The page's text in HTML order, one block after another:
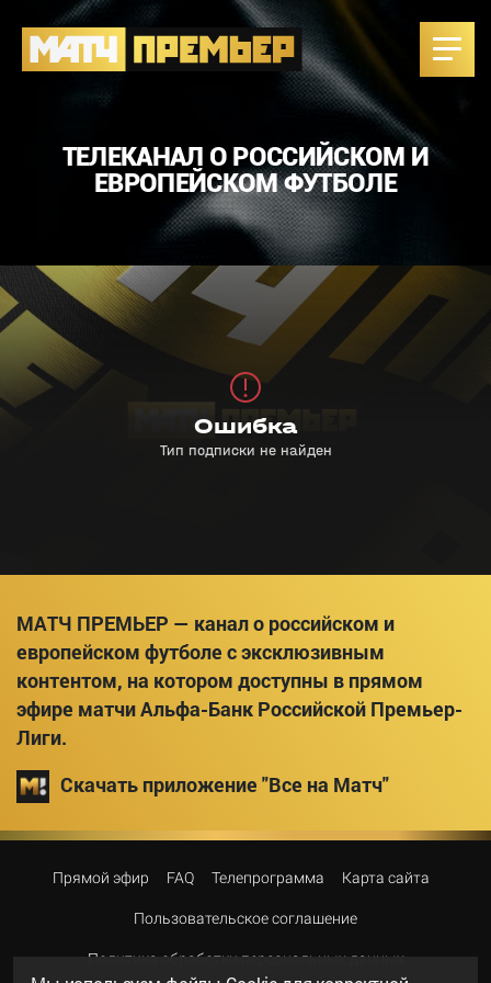
ТЕЛЕКАНАЛ О РОССИЙСКОМ И
ЕВРОПЕЙСКОМ ФУТБОЛЕ
МАТЧ ПРЕМЬЕР — канал о российском и
европейском футболе с эксклюзивным
контентом, на котором доступны в прямом
эфире матчи Альфа-Банк Российской Премьер-
Лиги.
Скачать приложение "Все на Матч"
Прямой эфир FAQ Телепрограмма Карта сайта
Пользовательское соглашение
Политика обработки персональных данных